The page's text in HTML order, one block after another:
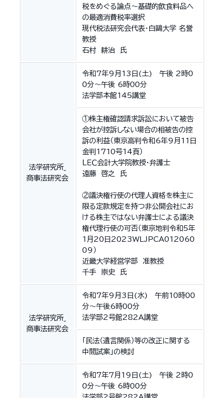
税をめぐる論点～基礎的飲食料品へ
の最適消費税率選択
現代税法研究会代表・白鷗大学 名誉
教授
石村 耕治 氏
法学研究所_
商事法研究会
令和7年9月13日(土) 午後 2時0
0分～午後 6時00分
法学部本館145講堂
①株主権確認請求訴訟において被告
会社が控訴しない場合の相被告の控
訴の利益（東京高判令和6年9月11日
金判1710号14頁）
ＬＥＣ会計大学院教授・弁護士
遠藤 啓之 氏
②議決権行使の代理人資格を株主に
限る定款規定を持つ非公開会社にお
ける株主ではない弁護士による議決
権代理行使の可否（東京地判令和5年
1月20日2023WLJPCA012060
09）
近畿大学経営学部 准教授
千手 崇史 氏
法学研究所_
商事法研究会
令和7年9月3日(水) 午前10時00
分～午後6時00分
法学部2号館282A講堂
「民法（遺言関係）等の改正に関する
中間試案」の検討
令和7年7月19日(土) 午後 2時0
0分～午後 6時00分